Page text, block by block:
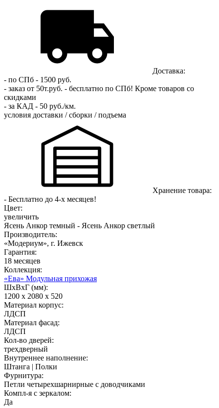
Доставка:
- по СПб - 1500 руб.
- заказ от 50т.руб. - бесплатно по СПб! Кроме товаров со
скидками
- за КАД - 50 руб./км.
условия доставки / сборки / подъема
Хранение товара:
- Бесплатно до 4-х месяцев!
Цвет:
увеличить
Ясень Анкор темный - Ясень Анкор светлый
Производитель:
«Модериум», г. Ижевск
Гарантия:
18 месяцев
Коллекция:
«Ева» Модульная прихожая
ШхВхГ (мм):
1200 х 2080 х 520
Материал корпус:
ЛДСП
Материал фасад:
ЛДСП
Кол-во дверей:
трехдверный
Внутреннее наполнение:
Штанга | Полки
Фурнитура:
Петли четырехшарнирные с доводчиками
Компл-я с зеркалом:
Да